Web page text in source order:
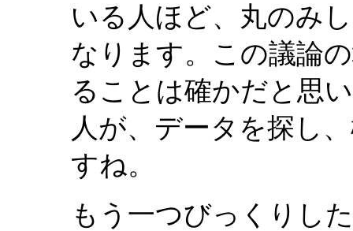
いる人ほど、丸のみ
なります。この議論
ることは確かだと思
人が、データを探し
すね。
もう一つびっくりし